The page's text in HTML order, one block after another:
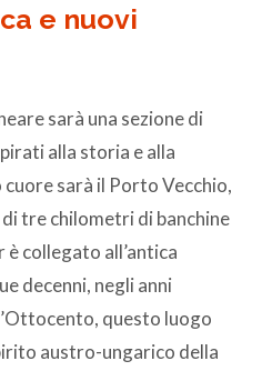
e nuovi
sarà una sezione di
alla storia e alla
sarà il Porto Vecchio,
di tre chilometri di banchine
è collegato all’antica
decenni, negli anni
questo luogo
austro-ungarico della